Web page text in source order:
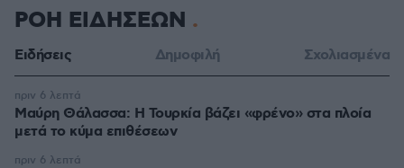
ΡΟΗ ΕΙΔΗΣΕΩΝ
Ειδήσεις Δημοφιλή Σχολιασμένα
Μαύρη Θάλασσα: Η Τουρκία βάζει «φρένο» στα πλοία
μετά το κύμα επιθέσεων
πριν 6 λεπτά
πριν 6 λεπτά